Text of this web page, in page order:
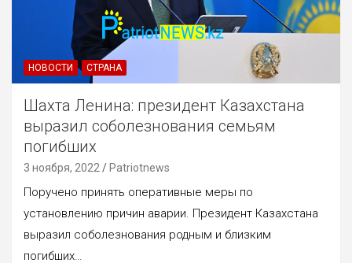
НОВОСТИ СТРАНА
Шахта Ленина: президент Казахстана
выразил соболезнования семьям
погибших
3 ноября, 2022 Patriotnews
Поручено принять оперативные меры по
установлению причин аварии. Президент Казахстана
выразил соболезнования родным и близким
погибших…